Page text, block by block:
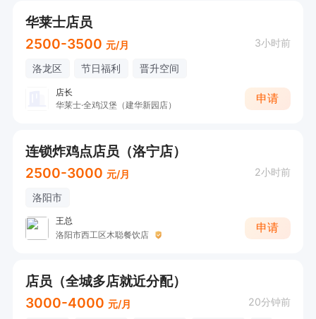
华莱士店员
2500-3500 元/月 3小时前
洛龙区 节日福利 晋升空间
店长
华莱士·全鸡汉堡（建华新园店）
申请
连锁炸鸡点店员（洛宁店）
2500-3000 元/月 2小时前
洛阳市
王总
洛阳市西工区木聪餐饮店
申请
店员（全城多店就近分配）
3000-4000 元/月 20分钟前